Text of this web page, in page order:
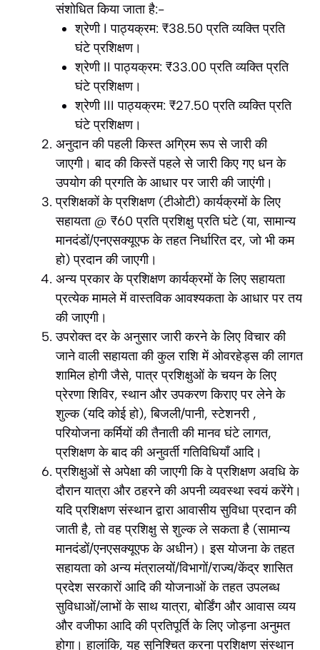
संशोधित किया जाता है:-
श्रेणी I पाठ्यक्रम: ₹38.50 प्रति व्यक्ति प्रति
घंटे प्रशिक्षण।
श्रेणी II पाठ्यक्रम: ₹33.00 प्रति व्यक्ति प्रति
घंटे प्रशिक्षण।
श्रेणी III पाठ्यक्रम: ₹27.50 प्रति व्यक्ति प्रति
घंटे प्रशिक्षण।
अनुदान की पहली किस्त अग्रिम रूप से जारी की
जाएगी। बाद की किस्तें पहले से जारी किए गए धन के
उपयोग की प्रगति के आधार पर जारी की जाएंगी।
प्रशिक्षकों के प्रशिक्षण (टीओटी) कार्यक्रमों के लिए
सहायता @ ₹60 प्रति प्रशिक्षु प्रति घंटे (या, सामान्य
मानदंडों/एनएसक्यूएफ के तहत निर्धारित दर, जो भी कम
हो) प्रदान की जाएगी।
अन्य प्रकार के प्रशिक्षण कार्यक्रमों के लिए सहायता
प्रत्येक मामले में वास्तविक आवश्यकता के आधार पर तय
की जाएगी।
उपरोक्त दर के अनुसार जारी करने के लिए विचार की
जाने वाली सहायता की कुल राशि में ओवरहेड्स की लागत
शामिल होगी जैसे, पात्र प्रशिक्षुओं के चयन के लिए
प्रेरणा शिविर, स्थान और उपकरण किराए पर लेने के
शुल्क (यदि कोई हो), बिजली/पानी, स्टेशनरी ,
परियोजना कर्मियों की तैनाती की मानव घंटे लागत,
प्रशिक्षण के बाद की अनुवर्ती गतिविधियाँ आदि।
प्रशिक्षुओं से अपेक्षा की जाएगी कि वे प्रशिक्षण अवधि के
दौरान यात्रा और ठहरने की अपनी व्यवस्था स्वयं करेंगे।
यदि प्रशिक्षण संस्थान द्वारा आवासीय सुविधा प्रदान की
जाती है, तो वह प्रशिक्षु से शुल्क ले सकता है (सामान्य
मानदंडों/एनएसक्यूएफ के अधीन)। इस योजना के तहत
सहायता को अन्य मंत्रालयों/विभागों/राज्य/केंद्र शासित
प्रदेश सरकारों आदि की योजनाओं के तहत उपलब्ध
सुविधाओं/लाभों के साथ यात्रा, बोर्डिंग और आवास व्यय
और वजीफा आदि की प्रतिपूर्ति के लिए जोड़ना अनुमत
होगा। हालांकि, यह सुनिश्चित करना प्रशिक्षण संस्थान